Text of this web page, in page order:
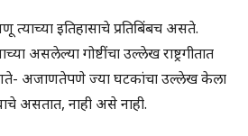
त्याच्या इतिहासाचे प्रतिबिंबच असते.
असलेल्या गोष्टींचा उल्लेख राष्ट्रगीतात
अजाणतेपणे ज्या घटकांचा उल्लेख केला
असतात, नाही असे नाही.